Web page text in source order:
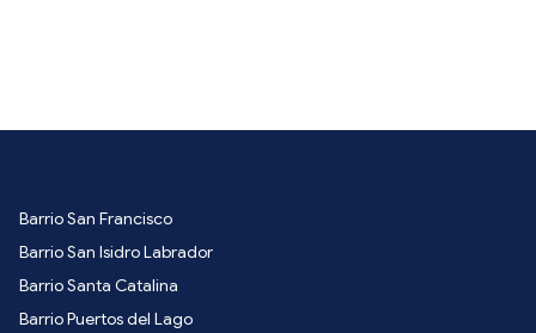
Barrio San Francisco
Barrio San Isidro Labrador
Barrio Santa Catalina
Barrio Puertos del Lago